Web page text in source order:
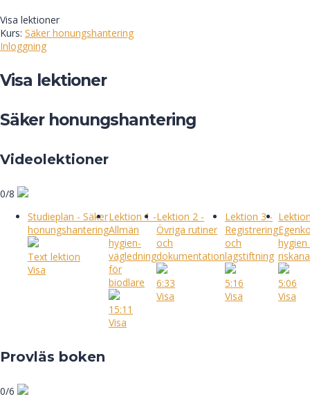
Visa lektioner
Kurs: Säker honungshantering
Inloggning
Visa lektioner
Säker honungshantering
Videolektioner
0/8
Studieplan - Säker
honungshantering
Text lektion
Visa
Lektion 1 -
Allmän
hygien-
vägledning
för
biodlare
15:11
Visa
Lektion 2 -
Övriga rutiner
och
dokumentation
6:33
Visa
Lektion 3 -
Registrering
och
lagstiftning
5:16
Visa
5:06
Visa
Provläs boken
0/6